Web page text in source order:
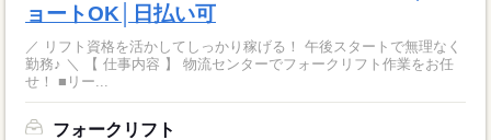
ョートOK│日払い可
／ リフト資格を活かしてしっかり稼げる！ 午後スタートで無理なく
勤務♪ ＼ 【 仕事内容 】 物流センターでフォークリフト作業をお任
せ！ ■リー...
フォークリフト